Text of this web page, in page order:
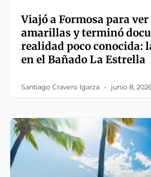
Viajó a Formosa para
amarillas y terminó
realidad poco conocida:
en el Bañado La Estrella
Santiago Cravero Igarza junio 8,